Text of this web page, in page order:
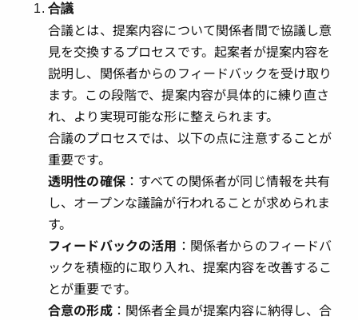
合議
合議とは、提案内容について関係者間で協議し意
見を交換するプロセスです。起案者が提案内容を
説明し、関係者からのフィードバックを受け取り
ます。この段階で、提案内容が具体的に練り直さ
れ、より実現可能な形に整えられます。
合議のプロセスでは、以下の点に注意することが
重要です。
透明性の確保：すべての関係者が同じ情報を共有
し、オープンな議論が行われることが求められま
す。
フィードバックの活用 ：関係者からのフィードバ
ックを積極的に取り入れ、提案内容を改善するこ
とが重要です。
合意の形成：関係者全員が提案内容に納得し、合